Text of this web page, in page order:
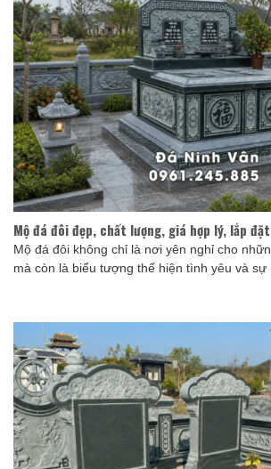
Mộ đá đôi đẹp, chất lượng, giá hợp lý, lắp
Mộ đá đôi không chỉ là nơi yên nghỉ cho
mà còn là biểu tượng thể hiện tình yêu và sự